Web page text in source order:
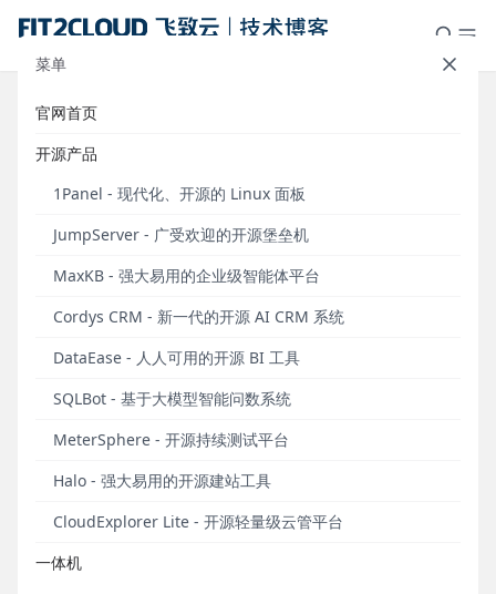
菜单
官网首页
开源产品
1Panel - 现代化、开源的 Linux 面板
JumpServer - 广受欢迎的开源堡垒机
MaxKB - 强大易用的企业级智能体平台
Cordys CRM - 新一代的开源 AI CRM 系统
DataEase - 人人可用的开源 BI 工具
SQLBot - 基于大模型智能问数系统
MeterSphere - 开源持续测试平台
Halo - 强大易用的开源建站工具
CloudExplorer Lite - 开源轻量级云管平台
一体机
支持纳管Redis数据库，支持查看、
连接和会话审计Kubernetes Pod，
2022年1月24日，JumpServer开源堡垒机正式发布
纳管Redis数据库，支持查看、连接、操作和会话审计
Kubernetes Pod，同时支持通过命令记录快速定位字